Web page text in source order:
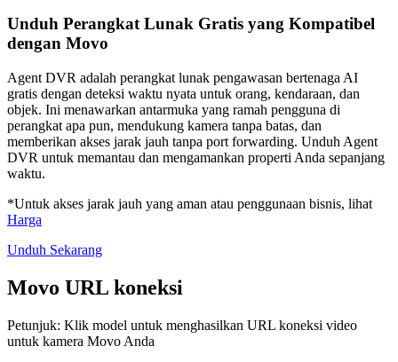
Unduh Perangkat Lunak Gratis yang Kompatibel
dengan Movo
Agent DVR adalah perangkat lunak pengawasan bertenaga AI
gratis dengan deteksi waktu nyata untuk orang, kendaraan, dan
objek. Ini menawarkan antarmuka yang ramah pengguna di
perangkat apa pun, mendukung kamera tanpa batas, dan
memberikan akses jarak jauh tanpa port forwarding. Unduh Agent
DVR untuk memantau dan mengamankan properti Anda sepanjang
waktu.
*Untuk akses jarak jauh yang aman atau penggunaan bisnis, lihat
Harga
Unduh Sekarang
Movo URL koneksi
Petunjuk: Klik model untuk menghasilkan URL koneksi video
untuk kamera Movo Anda